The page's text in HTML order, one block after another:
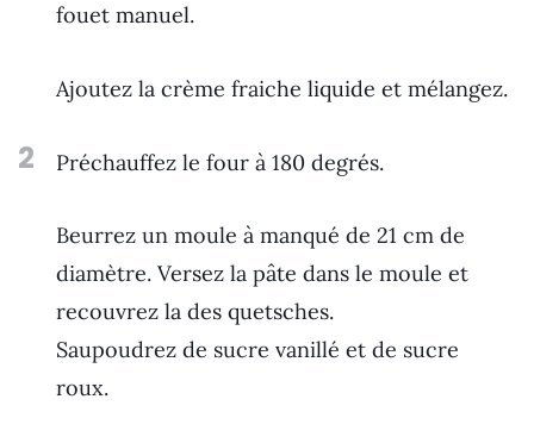
fouet manuel.
Ajoutez la crème fraiche liquide et mélangez.
2 Préchauffez le four à 180 degrés.
Beurrez un moule à manqué de 21 cm de
diamètre. Versez la pâte dans le moule et
recouvrez la des quetsches.
Saupoudrez de sucre vanillé et de sucre
roux.